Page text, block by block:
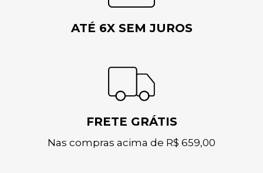
ATÉ 6X SEM JUROS
FRETE GRÁTIS
Nas compras acima de R$ 659,00